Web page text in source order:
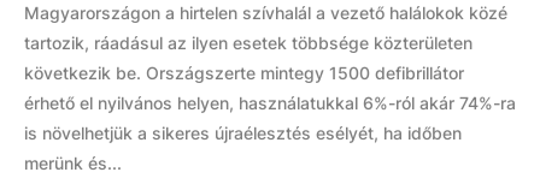
Magyarországon a hirtelen szívhalál a vezető halálokok közé
tartozik, ráadásul az ilyen esetek többsége közterületen
következik be. Országszerte mintegy 1500 defibrillátor
érhető el nyilvános helyen, használatukkal 6%-ról akár 74%-ra
is növelhetjük a sikeres újraélesztés esélyét, ha időben
merünk és...